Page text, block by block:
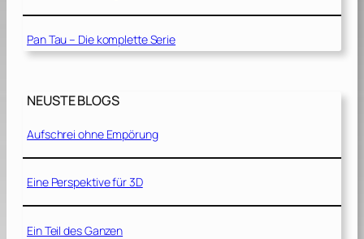
Pan Tau – Die komplette Serie
NEUSTE BLOGS
Aufschrei ohne Empörung
Eine Perspektive für 3D
Ein Teil des Ganzen